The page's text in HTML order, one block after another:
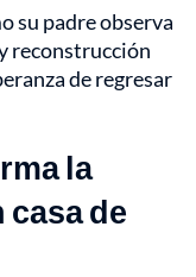
su padre observa
reconstrucción
de regresar
la
de